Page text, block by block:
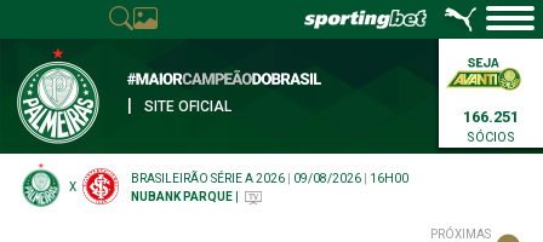
SITE OFICIAL
166.251
SÓCIOS
X
BRASILEIRÃO SÉRIE A 2026 09/08/2026
16H00
NUBANK PARQUE
PRÓXIMAS